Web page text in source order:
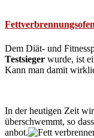
Dem Diät- und
Testsieger wurde, ist
Kann man damit
In der heutigen Zeit
überschwemmt, so
anbot.